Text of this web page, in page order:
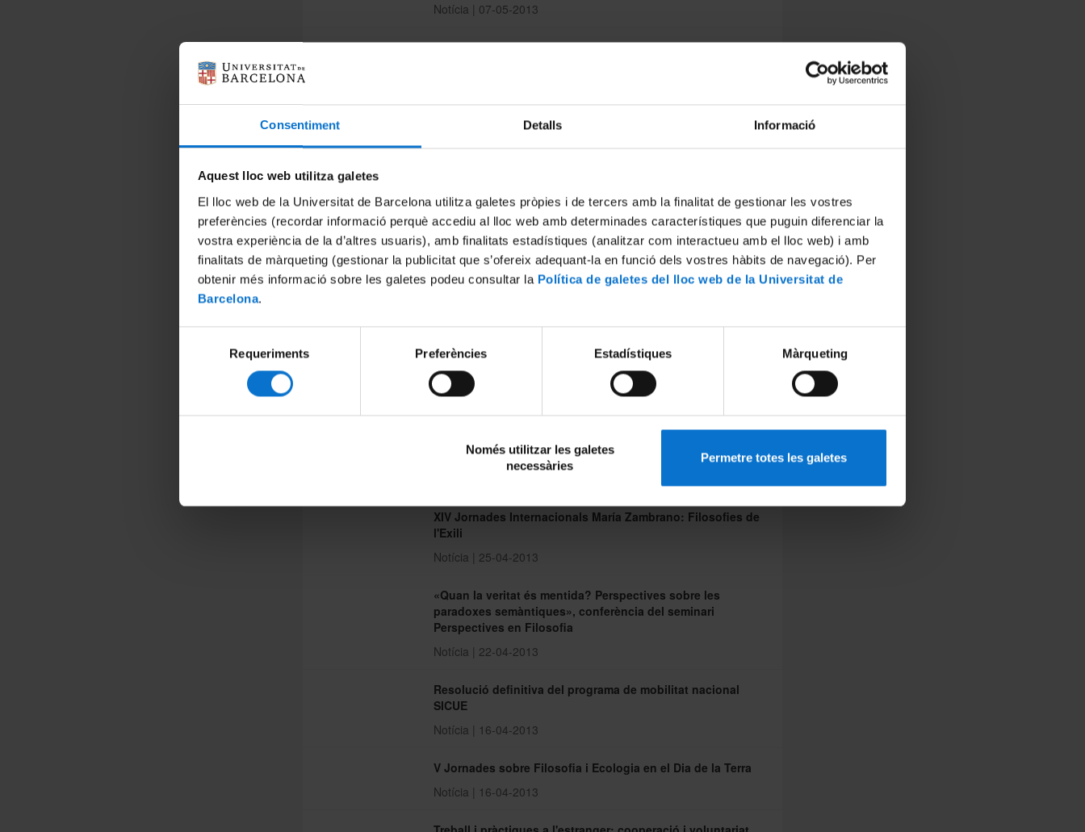
Consentiment Detalls Informació
Aquest lloc web utilitza galetes
El lloc web de la Universitat de Barcelona utilitza galetes pròpies i de tercers amb la finalitat de gestionar les vostres
preferències (recordar informació perquè accediu al lloc web amb determinades característiques que puguin diferenciar la
vostra experiència de la d’altres usuaris), amb finalitats estadístiques (analitzar com interactueu amb el lloc web) i amb
finalitats de màrqueting (gestionar la publicitat que s’ofereix adequant-la en funció dels vostres hàbits de navegació). Per
obtenir més informació sobre les galetes podeu consultar la Política de galetes del lloc web de la Universitat de
Barcelona.
consentiment
Requeriments Preferències Estadístiques Màrqueting
Només utilitzar les galetes
necessàries
Permetre totes les galetes
Notícia | 07-05-2013
Jornades «Eternidad del mundo: entre Edad Media y
Monogràfic del Club de Feina: «Treball i pràctiques a
«Elcogitoen Descartes i Husserl: convergències i
divergències», conferència del seminari Perspectives en
Filosofia
Notícia | 03-05-2013
Conferència: « El concepto de lo normativo en la ética
Notícia | 02-05-2013
el mes de maig
XIV Jornades Internacionals María Zambrano: Filosofies de
l'Exili
Notícia | 25-04-2013
«Quan la veritat és mentida? Perspectives sobre les
paradoxes semàntiques», conferència del seminari
Perspectives en Filosofia
Notícia | 22-04-2013
Resolució definitiva del programa de mobilitat nacional
SICUE
Notícia | 16-04-2013
V Jornades sobre Filosofia i Ecologia en el Dia de la Terra
Notícia | 16-04-2013